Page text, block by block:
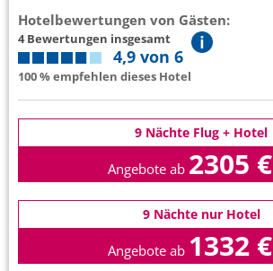
Hotelbewertungen von Gästen:
4 Bewertungen insgesamt
4,9 von 6
100 % empfehlen dieses Hotel
9 Nächte Flug + Hotel
Angebote ab 2305 €
9 Nächte nur Hotel
Angebote ab 1332 €